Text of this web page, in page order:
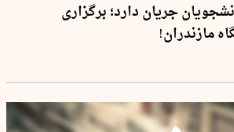
جریان دارد؛ برگزاری
مازندران!